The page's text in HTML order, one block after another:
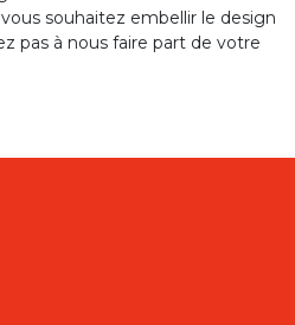
souhaitez embellir le design
pas à nous faire part de votre